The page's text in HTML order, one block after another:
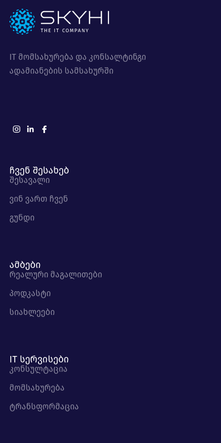
მარტივად შეიძლება.
IT მომსახურება და კონსალტინგი
ადამიანების სამსახურში
ჩვენ შესახებ
შესავალი
ვინ ვართ ჩვენ
გუნდი
ამბები
რეალური მაგალითები
პოდკასტი
სიახლეები
IT სერვისები
კონსულტაცია
მომსახურება
ტრანსფორმაცია